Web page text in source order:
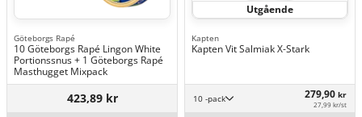
Göteborgs Rapé
10 Göteborgs Rapé Lingon White
Portionssnus + 1 Göteborgs Rapé
Masthugget Mixpack
423,89 kr
Utgående
Kapten
Kapten Vit Salmiak X-Stark
10 -pack 279,90 kr
27,99 kr/st